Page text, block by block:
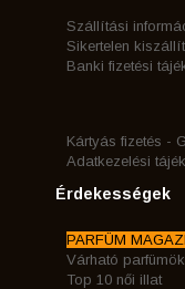
Szállítási
Sikertelen
Banki fizetési
Kártyás fizetés -
Adatkezelési
Érdekességek
PARFÜM
Várható parfümök
Top 10 női illat